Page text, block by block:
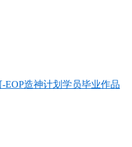
EOP造神计划学员毕业作品